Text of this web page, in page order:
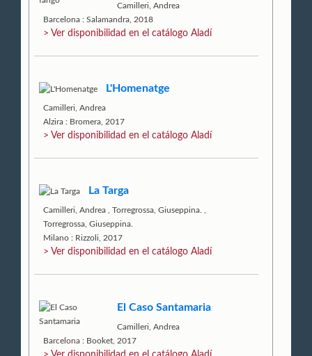
Camilleri, Andrea
Barcelona : Salamandra, 2018
> Ver disponibilidad en el catálogo Aladí
L'Homenatge
Camilleri, Andrea
Alzira : Bromera, 2017
> Ver disponibilidad en el catálogo Aladí
La Targa
Camilleri, Andrea ,Torregrossa, Giuseppina.
Torregrossa, Giuseppina.
Milano : Rizzoli, 2017
> Ver disponibilidad en el catálogo Aladí
El Caso Santamaria
Camilleri, Andrea
Barcelona : Booket, 2017